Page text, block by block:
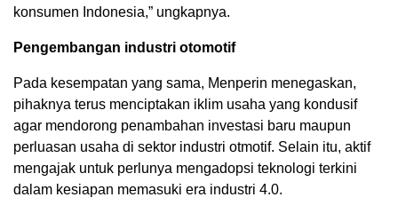
konsumen Indonesia,” ungkapnya.
Pengembangan industri otomotif
Pada kesempatan yang sama, Menperin menegaskan,
pihaknya terus menciptakan iklim usaha yang kondusif
agar mendorong penambahan investasi baru maupun
perluasan usaha di sektor industri otmotif. Selain itu, aktif
mengajak untuk perlunya mengadopsi teknologi terkini
dalam kesiapan memasuki era industri 4.0.